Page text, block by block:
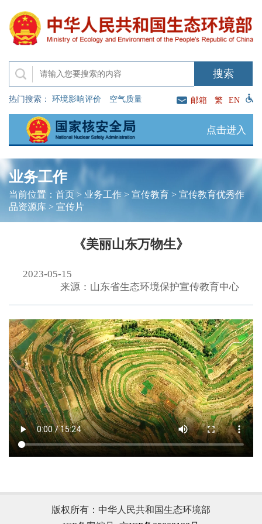
热门搜索： 环境影响评价 空气质量 邮箱 繁 EN
点击进入
业务工作
当前位置： 首页> 业务工作> 宣传教育> 宣传教育优秀作
品资源库> 宣传片
《美丽山东万物生》
2023-05-15
来源：山东省生态环境保护宣传教育中心
版权所有：中华人民共和国生态环境部